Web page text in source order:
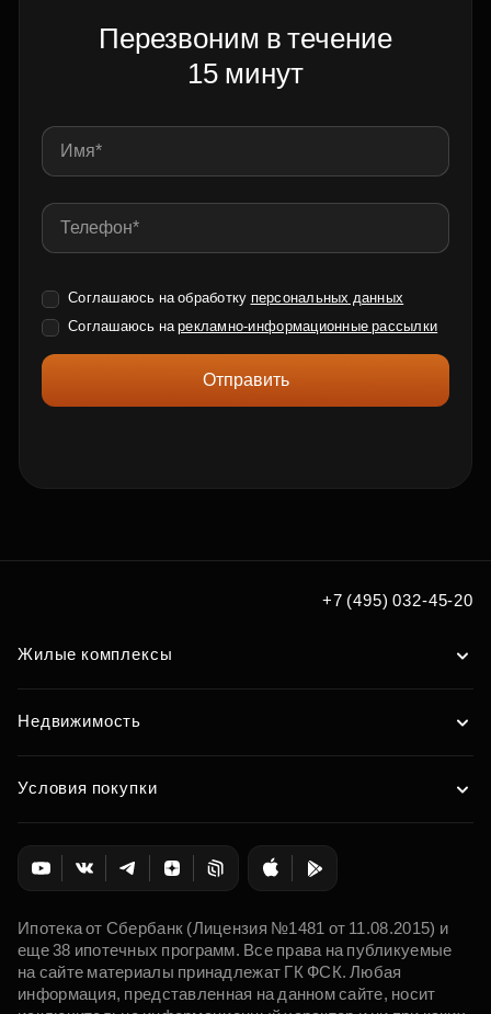
Перезвоним в течение
15 минут
Соглашаюсь на обработку персональных данных
Соглашаюсь нарекламно-информационные рассылки
Отправить
+7 (495) 032-45-20
Жилые комплексы
Недвижимость
Условия покупки
Ипотека от Сбербанк (Лицензия №1481 от 11.08.2015) и
еще 38 ипотечных программ. Все права на публикуемые
на сайте материалы принадлежат ГК ФСК. Любая
информация, представленная на данном сайте, носит